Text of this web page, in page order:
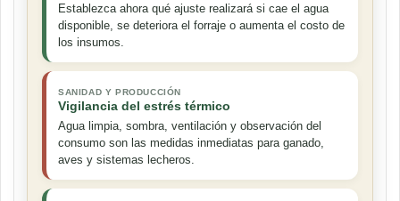
Establezca ahora qué ajuste realizará si cae el agua
disponible, se deteriora el forraje o aumenta el costo de
los insumos.
SANIDAD Y PRODUCCIÓN
Vigilancia del estrés térmico
Agua limpia, sombra, ventilación y observación del
consumo son las medidas inmediatas para ganado,
aves y sistemas lecheros.